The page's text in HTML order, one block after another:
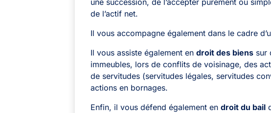
une succession, de l’accepter purement ou
de l’actif net.
Il vous accompagne également dans le cadre
Il vous assiste également en droit des biens sur
immeubles, lors de conflits de voisinage, des
de servitudes (servitudes légales, servitudes
actions en bornages.
Enfin, il vous défend également en droit du bail